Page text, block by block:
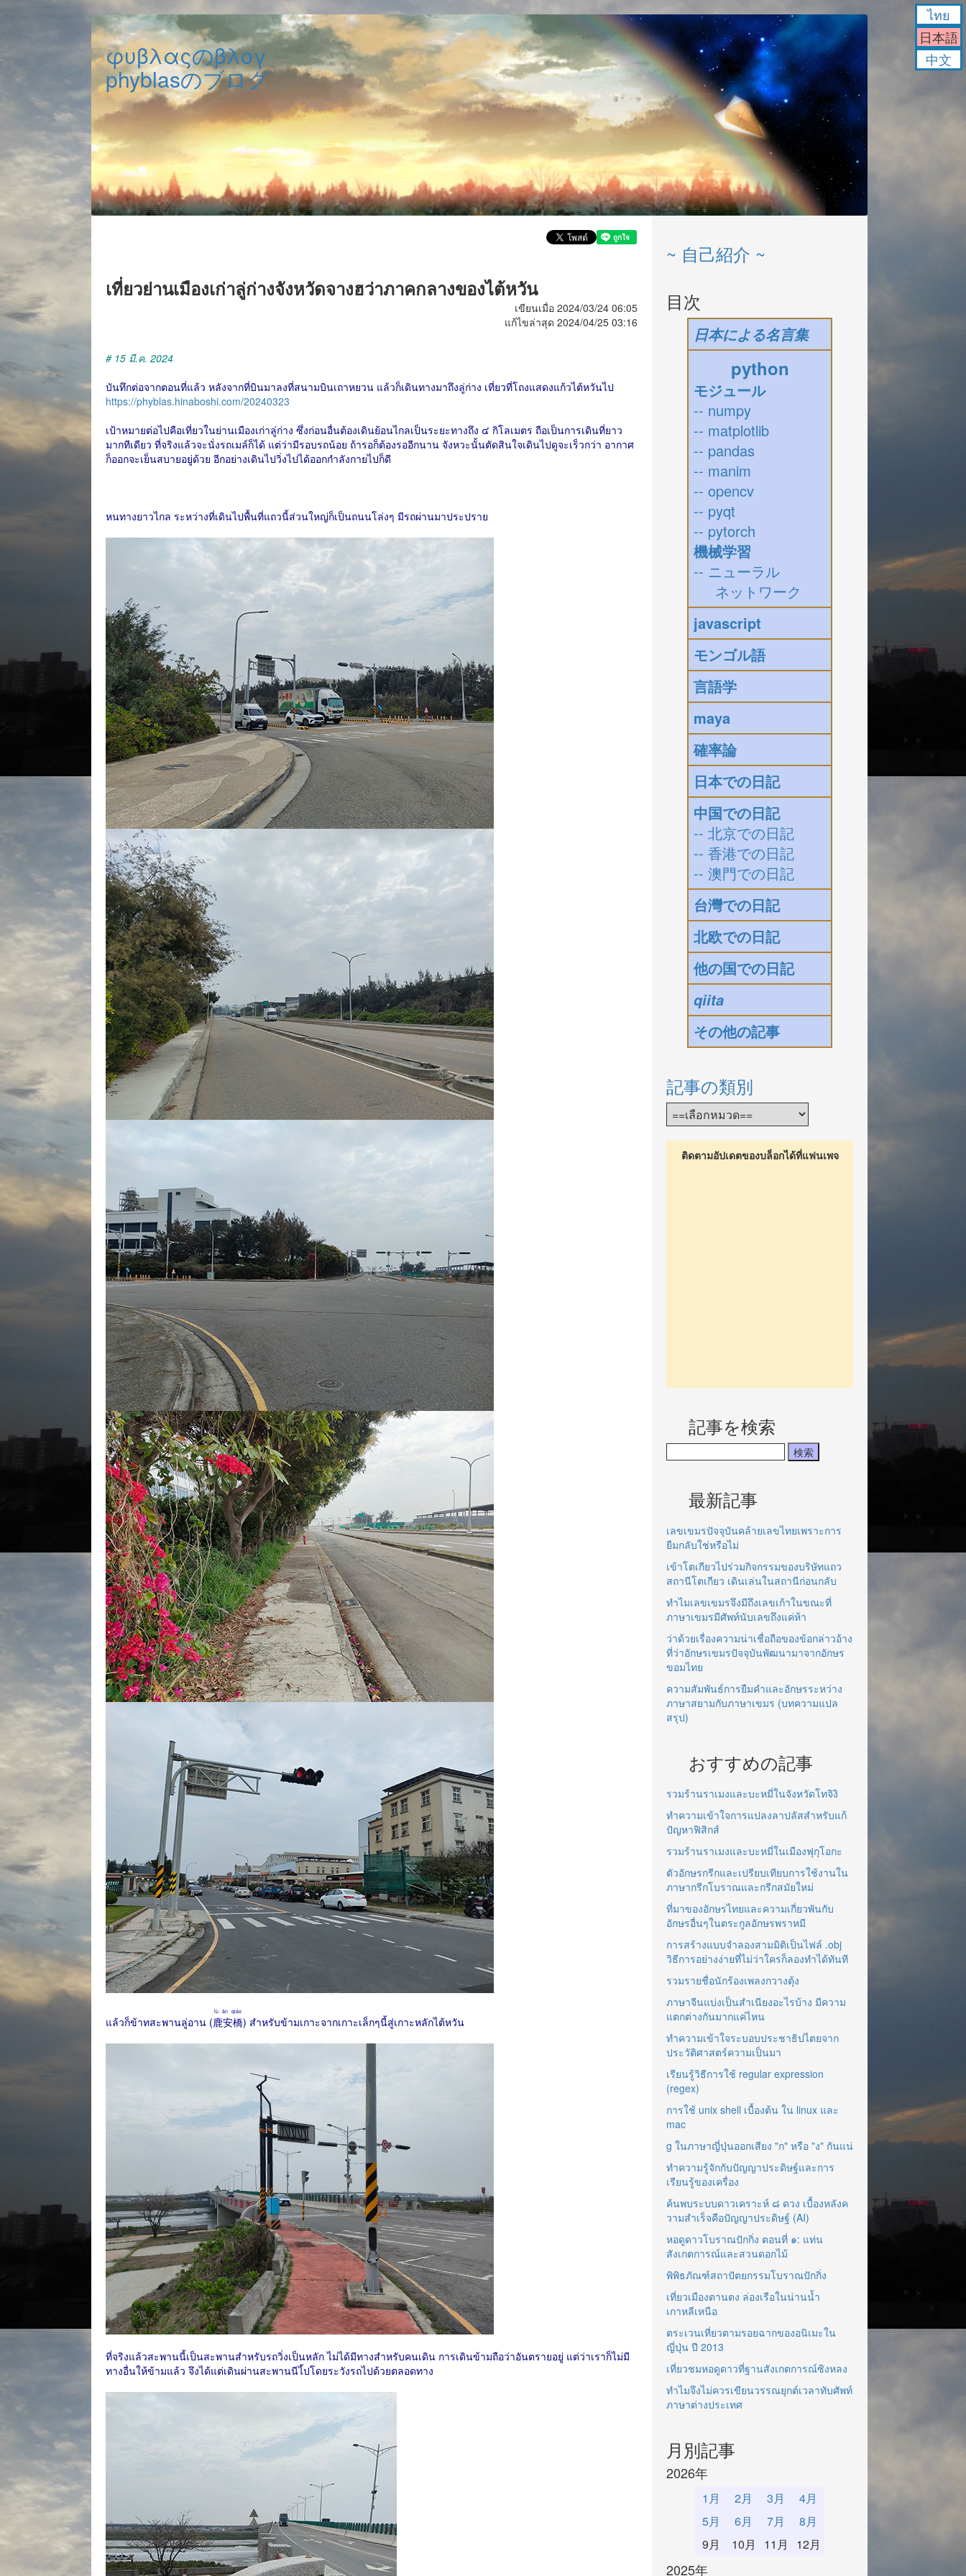
φυβλαςのβλογ
phyblasのブログ
เที่ยวย่านเมืองเก่าลู่ก่างจังหวัดจางฮว่าภาคกลางของไต้หวัน
เขียนเมื่อ 2024/03/24 06:05
แก้ไขล่าสุด 2024/04/25 03:16
# 15 มี.ค. 2024
บันทึกต่อจากตอนที่แล้ว หลังจากที่บินมาลงที่สนามบินเถาหยวน แล้วก็เดินทางมาถึงลู่ก่าง เที่ยวที่โถงแสดงแก้วไต้หวันไป
https://phyblas.hinaboshi.com/20240323
เป้าหมายต่อไปคือเที่ยวในย่านเมืองเก่าลู่ก่าง ซึ่งก่อนอื่นต้องเดินย้อนไกลเป็นระยะทางถึง ๔ กิโลเมตร ถือเป็นการเดินที่ยาว
มากทีเดียว ที่จริงแล้วจะนั่งรถเมล์ก็ได้ แต่ว่ามีรอบรถน้อย ถ้ารอก็ต้องรออีกนาน จังหวะนั้นตัดสินใจเดินไปดูจะเร็วกว่า อากาศ
ก็ออกจะเย็นสบายอยู่ด้วย อีกอย่างเดินไปวิ่งไปได้ออกกำลังกายไปก็ดี
หนทางยาวไกล ระหว่างที่เดินไปพื้นที่แถวนี้ส่วนใหญ่ก็เป็นถนนโล่งๆ มีรถผ่านมาประปราย
แล้วก็ข้าทสะพานลู่อาน (鹿安橋
lù ān qiáo
) สำหรับข้ามเกาะจากเกาะเล็กๆนี้สู่เกาะหลักไต้หวัน
ที่จริงแล้วสะพานนี้เป็นสะพานสำหรับรถวิ่งเป็นหลัก ไม่ได้มีทางสำหรับคนเดิน การเดินข้ามถือว่าอันตรายอยู่ แต่ว่าเราก็ไม่มี
ทางอื่นให้ข้ามแล้ว จึงได้แต่เดินผ่านสะพานนีไ้ปโดยระวังรถไปด้วยตลอดทาง
~ 自己紹介 ~
目次
日本による名言集
python
モジュール
-- numpy
-- matplotlib
-- pandas
-- manim
-- opencv
-- pyqt
-- pytorch
機械学習
-- ニューラル
ネットワーク
javascript
モンゴル語
言語学
maya
確率論
日本での日記
中国での日記
-- 北京での日記
-- 香港での日記
-- 澳門での日記
台灣での日記
北欧での日記
他の国での日記
qiita
その他の記事
記事の類別
ติดตามอัปเดตของบล็อกได้ที่แฟนเพจ
記事を検索
最新記事
เลขเขมรปัจจุบันคล้ายเลขไทยเพราะการ
ยืมกลับใช่หรือไม่
เข้าโตเกียวไปร่วมกิจกรรมของบริษัทแถว
สถานีโตเกียว เดินเล่นในสถานีก่อนกลับ
ทำไมเลขเขมรจึงมีถึงเลขเก้าในขณะที่
ภาษาเขมรมีศัพท์นับเลขถึงแค่ห้า
ว่าด้วยเรื่องความน่าเชื่อถือของข้อกล่าวอ้าง
ที่ว่าอักษรเขมรปัจจุบันพัฒนามาจากอักษร
ขอมไทย
ความสัมพันธ์การยืมคำและอักษรระหว่าง
ภาษาสยามกับภาษาเขมร (บทความแปล
สรุป)
おすすめの記事
รวมร้านราเมงและบะหมี่ในจังหวัดโทจิงิ
ทำความเข้าใจการแปลงลาปลัสสำหรับแก้
ปัญหาฟิสิกส์
รวมร้านราเมงและบะหมี่ในเมืองฟุกุโอกะ
ตัวอักษรกรีกและเปรียบเทียบการใช้งานใน
ภาษากรีกโบราณและกรีกสมัยใหม่
ที่มาของอักษรไทยและความเกี่ยวพันกับ
อักษรอื่นๆในตระกูลอักษรพราหมี
การสร้างแบบจำลองสามมิติเป็นไฟล์ .obj
วิธีการอย่างง่ายที่ไม่ว่าใครก็ลองทำได้ทันที
รวมรายชื่อนักร้องเพลงกวางตุ้ง
ภาษาจีนแบ่งเป็นสำเนียงอะไรบ้าง มีความ
แตกต่างกันมากแค่ไหน
ทำความเข้าใจระบอบประชาธิปไตยจาก
ประวัติศาสตร์ความเป็นมา
เรียนรู้วิธีการใช้ regular expression
(regex)
การใช้ unix shell เบื้องต้น ใน linux และ
mac
g ในภาษาญี่ปุ่นออกเสียง "ก" หรือ "ง" กันแน่
ทำความรู้จักกับปัญญาประดิษฐ์และการ
เรียนรู้ของเครื่อง
ค้นพบระบบดาวเคราะห์ ๘ ดวง เบื้องหลังค
วามสำเร็จคือปัญญาประดิษฐ์ (AI)
หอดูดาวโบราณปักกิ่ง ตอนที่ ๑: แท่น
สังเกตการณ์และสวนดอกไม้
พิพิธภัณฑ์สถาปัตยกรรมโบราณปักกิ่ง
เที่ยวเมืองตานตง ล่องเรือในน่านน้ำ
เกาหลีเหนือ
ตระเวนเที่ยวตามรอยฉากของอนิเมะใน
ญี่ปุ่น ปี 2013
เที่ยวชมหอดูดาวที่ฐานสังเกตการณ์ซิงหลง
ทำไมจึงไม่ควรเขียนวรรณยุกต์เวลาทับศัพท์
ภาษาต่างประเทศ
月別記事
2026年
1月 2月 3月
4月
5月
6月 7月
8月
9月
10月 11月 12月
2025年
ไทย
日本語
中文